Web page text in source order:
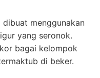
menggunakan
yang seronok.
bagai kelompok
di beker.